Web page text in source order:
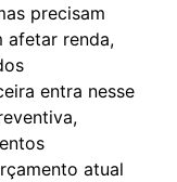
precisam
afetar renda,
entra nesse
atual